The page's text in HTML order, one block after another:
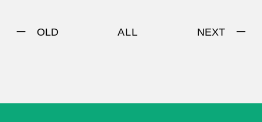
ー OLD ALL NEXT ー